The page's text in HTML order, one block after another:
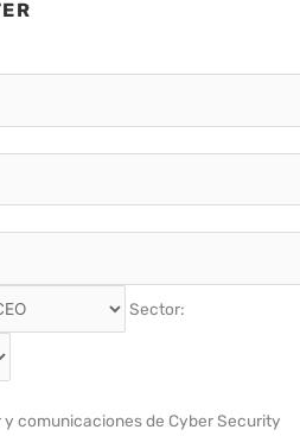
Sector:
comunicaciones de Cyber Security